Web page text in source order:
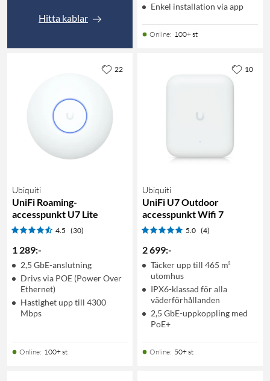
Hitta kablar
Enkel installation via app
Online: 100+ st
Ubiquiti
UniFi Roaming-
accesspunkt U7 Lite
4.5 (30)
1 289:-
2,5 GbE-anslutning
Drivs via POE (Power Over
Ethernet)
Hastighet upp till 4300
Mbps
Online: 100+ st
22
Ubiquiti
UniFi U7 Outdoor
accesspunkt Wifi 7
5.0 (4)
2 699:-
Täcker upp till 465 m²
utomhus
IPX6-klassad för alla
väderförhållanden
2,5 GbE-uppkoppling med
PoE+
Online: 50+ st
10